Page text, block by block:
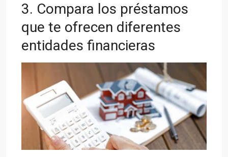
3. Compara los préstamos
que te ofrecen diferentes
entidades financieras